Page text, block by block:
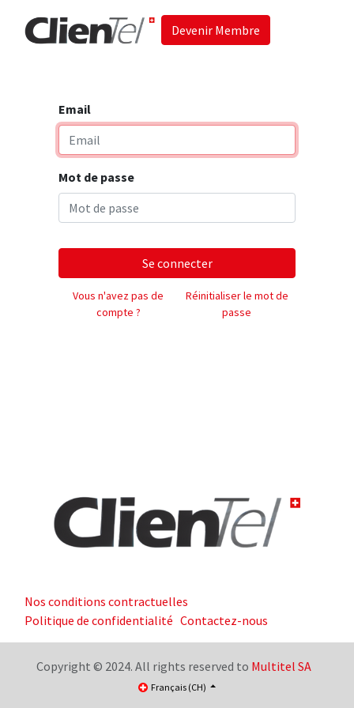
Devenir Membre
Email
Mot de passe
Se connecter
Vous n'avez pas de
compte ?
Réinitialiser le mot de
passe
Nos conditions contractuelles
Politique de confidentialité Contactez-nous
Copyright © 2024. All rights reserved to Multitel SA
Français (CH)